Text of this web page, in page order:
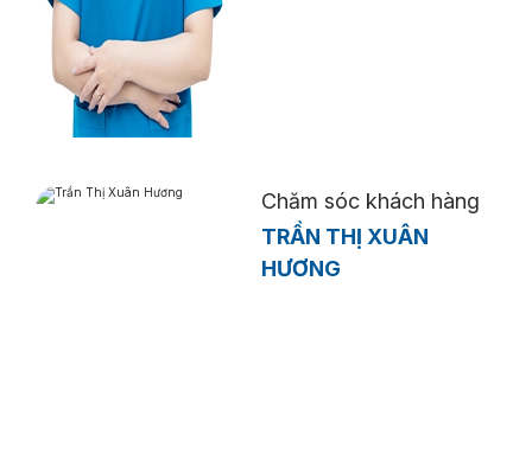
Chăm sóc khách hàng
TRẦN THỊ XUÂN
HƯƠNG